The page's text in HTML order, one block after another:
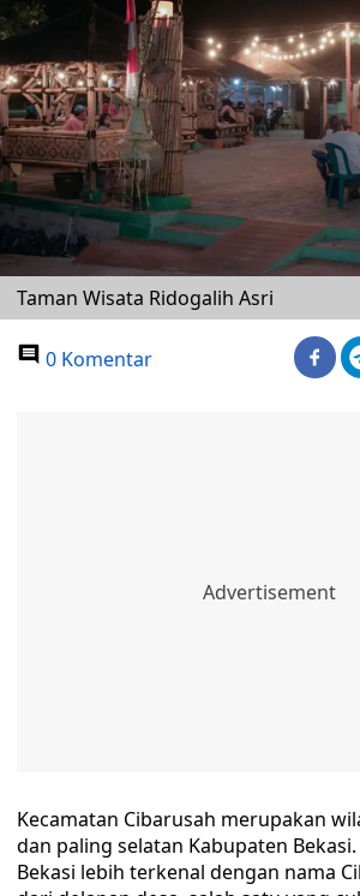
Taman Wisata Ridogalih Asri
0 Komentar
Kecamatan Cibarusah merupakan
dan paling selatan Kabupaten
Bekasi lebih terkenal dengan nama